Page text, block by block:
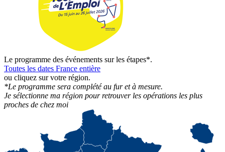
Le programme des événements sur les étapes*.
Toutes les dates France entière
ou cliquez sur votre région.
*Le programme sera complété au fur et à mesure.
Je sélectionne ma région pour retrouver les opérations les plus
proches de chez moi